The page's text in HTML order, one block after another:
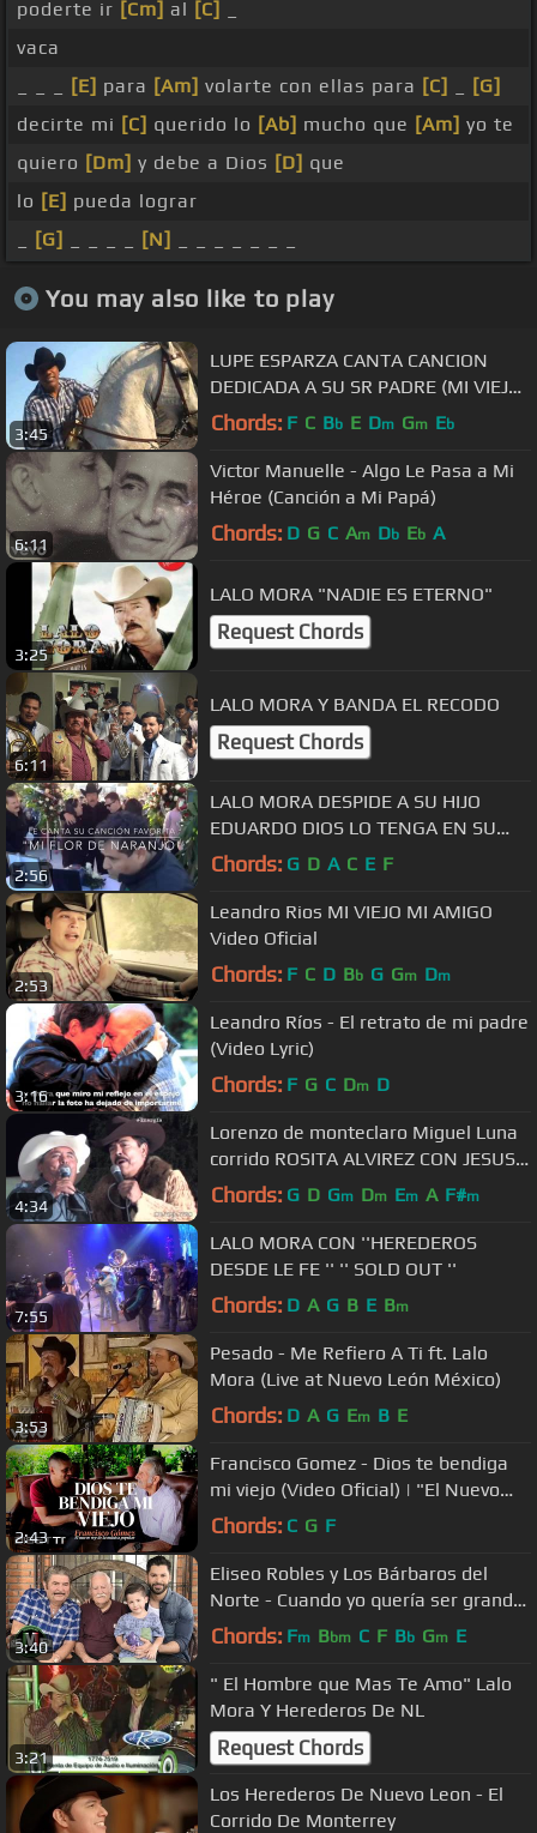
poderte ir [Cm] al [C]
vaca
[E] para [Am] volarte con ellas para [C]
[G]
decirte mi [C] querido lo [Ab] mucho que [Am] yo te
quiero [Dm] y debe a Dios [D] que
lo [E] pueda lograr
[G] [N]
You may also like to play
3:45
LUPE ESPARZA CANTA CANCION
DEDICADA A SU SR PADRE (MI VIEJO
ROBLE)
Chords: F C Bb E Dm Gm Eb
6:11
Victor Manuelle - Algo Le Pasa a Mi
Héroe (Canción a Mi Papá)
Chords: D G C Am Db Eb A
3:25
LALO MORA "NADIE ES ETERNO"
Request Chords
6:11
LALO MORA Y BANDA EL RECODO
Request Chords
2:56
LALO MORA DESPIDE A SU HIJO
EDUARDO DIOS LO TENGA EN SU
SANTA GLORIA''
Chords: G D A C E F
2:53
Leandro Rios MI VIEJO MI AMIGO
Video Oficial
Chords: F C D Bb G Gm Dm
3:16
Leandro Ríos - El retrato de mi padre
(Video Lyric)
Chords: F G C Dm D
4:34
Lorenzo de monteclaro Miguel Luna
corrido ROSITA ALVIREZ CON JESUS
SOLTERO
Chords: G D Gm Dm Em A F#m
7:55
LALO MORA CON ''HEREDEROS
DESDE LE FE '' '' SOLD OUT ''
Chords: D A G B E Bm
3:53
Pesado - Me Refiero A Ti ft. Lalo
Mora (Live at Nuevo León México)
Chords: D A G Em B E
2:43
Francisco Gomez - Dios te bendiga
mi viejo (Video Oficial) | "El Nuevo
Rey De La Música Popular"
Chords: C G F
3:40
Eliseo Robles y Los Bárbaros del
Norte - Cuando yo quería ser grande
(Video Oficial)
Chords: Fm Bbm C F Bb Gm E
3:21
" El Hombre que Mas Te Amo" Lalo
Mora Y Herederos De NL
Request Chords
Los Herederos De Nuevo Leon - El
Corrido De Monterrey